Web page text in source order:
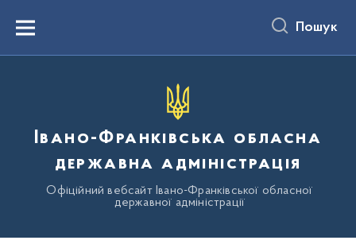
вмістуMenu Пошук
Івано-Франківська обласна
державна адміністрація
Офіційний вебсайт Івано-Франківської обласної
державної адміністрації